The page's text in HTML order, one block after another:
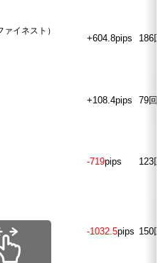
イネスト）
+604.8pips 186回
+108.4pips 79回
-719pips 123回
-1032.5pips 150回